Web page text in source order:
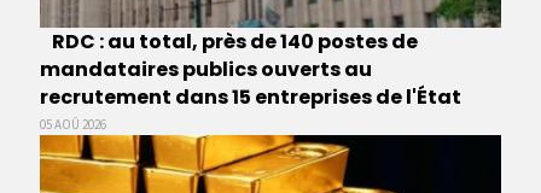
RDC : au total, près de 140 postes de
mandataires publics ouverts au
recrutement dans 15 entreprises de l'État
05 AOÛ 2026